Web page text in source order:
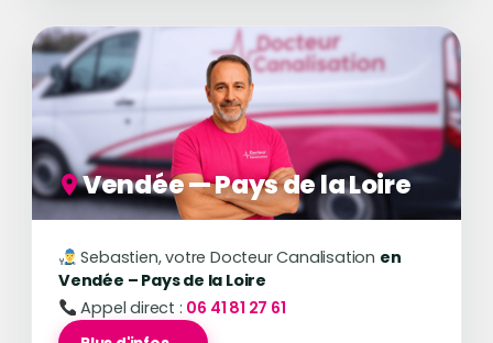
Vendée — Pays de la Loire
Sebastien, votre Docteur Canalisation en
Vendée – Pays de la Loire
Appel direct : 06 41 81 27 61